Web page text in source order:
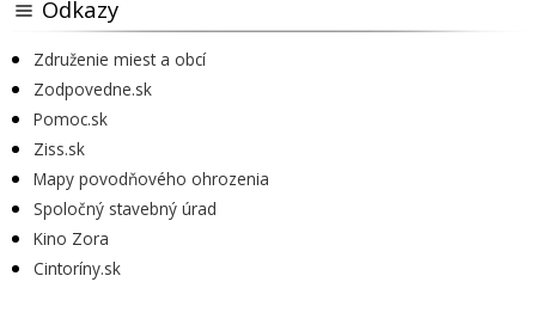
Odkazy
Združenie miest a obcí
Zodpovedne.sk
Pomoc.sk
Ziss.sk
Mapy povodňového ohrozenia
Spoločný stavebný úrad
Kino Zora
Cintoríny.sk